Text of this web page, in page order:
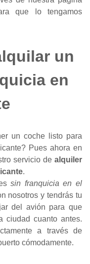
que lo tengamos
un
en
un coche listo para
Pues ahora en
servicio de alquiler
.
sin franquicia en el
nosotros y tendrás tu
del avión para que
ciudad cuanto antes.
a través de
cómodamente.